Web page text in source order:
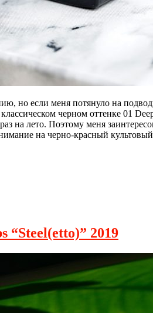
но если меня потянуло на
черном оттенке 01
на лето. Поэтому меня
на черно-красный
“Steel(etto)” 2019